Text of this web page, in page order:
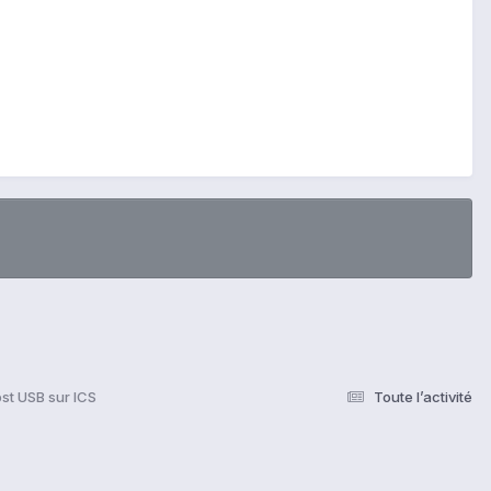
Toute l’activité
USB sur ICS